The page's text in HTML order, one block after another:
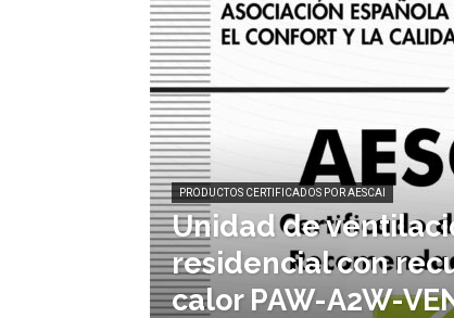
PRODUCTOS CERTIFICADOS POR AESCAI
Unidad de
residencial con
calor PAW-A2W-